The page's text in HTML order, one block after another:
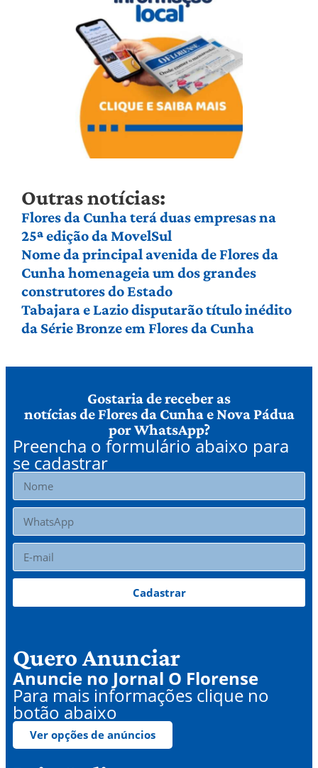
Outras notícias:
Flores da Cunha terá duas empresas na
25ª edição da MovelSul
Nome da principal avenida de Flores da
Cunha homenageia um dos grandes
construtores do Estado
Tabajara e Lazio disputarão título inédito
da Série Bronze em Flores da Cunha
Gostaria de receber as
notícias de Flores da Cunha e Nova Pádua
por WhatsApp?
Preencha o formulário abaixo para
se cadastrar
Cadastrar
Quero Anunciar
Anuncie no Jornal O Florense
Para mais informações clique no
botão abaixo
Ver opções de anúncios